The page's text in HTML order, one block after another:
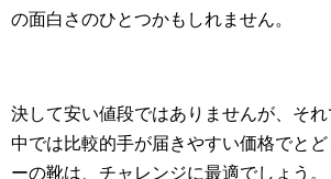
の面白さのひとつかもしれません。
決して安い値段ではありませんが、そ
中では比較的手が届きやすい価格でと
ーの靴は、チャレンジに最適でしょう。